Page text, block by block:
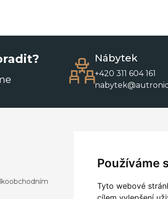
Používáme
Tyto webové
Nábytek
+420 311 604 161